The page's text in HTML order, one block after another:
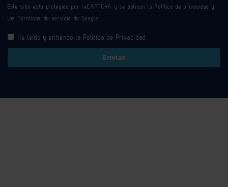
Este sitio está protegido por reCAPTCHA y se aplican laPolítica de privacidad y
los Términos de servicio de Google.
He leído y entiendo la Política de Privacidad
Enviar